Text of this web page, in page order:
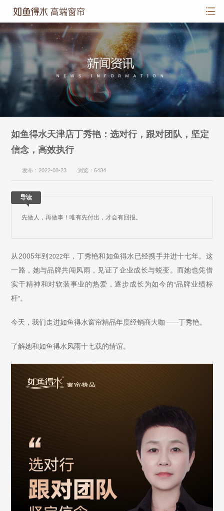
如鱼得水天津店丁秀艳：选对行，跟对团队，坚定
信念，高效执行
发布：2022-08-23 浏览：6434
导读
先做人，再做事！唯有先付出，才会有回报。
从 2005年到 2022年，丁秀艳和如鱼得水已经携手并进十七年。这
一路，她与品牌共闯风雨，见证了企业成长与蜕变。而她也凭借
实干精神和对软装事业的热爱，逐步成长为如今的“品牌业绩标
杆”。
今天，我们走进如鱼得水窗帘精品年度经销商大咖 ——丁秀艳。
了解她和如鱼得水风雨十七载的情谊。